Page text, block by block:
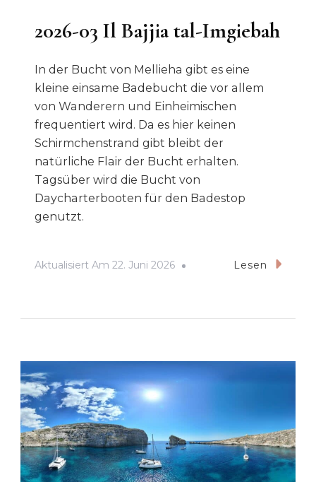
2026-03 Il Bajjia tal-Imgiebah
In der Bucht von Mellieha gibt es eine
kleine einsame Badebucht die vor allem
von Wanderern und Einheimischen
frequentiert wird. Da es hier keinen
Schirmchenstrand gibt bleibt der
natürliche Flair der Bucht erhalten.
Tagsüber wird die Bucht von
Daycharterbooten für den Badestop
genutzt.
Aktualisiert Am 22. Juni 2026 Lesen